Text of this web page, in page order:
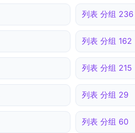
列表 分组 236
列表 分组 162
列表 分组 215
列表 分组 29
列表 分组 60